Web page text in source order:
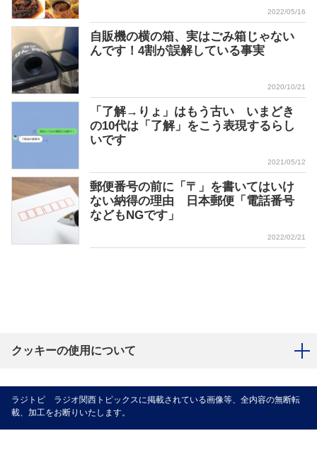
2022/05/16
自販機の横の箱、実はごみ箱じゃない
んです！4割が誤解している事実
2020/10/21
「了解→りょ」はもう古い いまどき
の10代は「了解」をこう表現するらし
いです
2021/05/12
郵便番号の前に「〒」を書いてはいけ
ない納得の理由 日本郵便「電話番号
などもNGです」
2022/02/21
クッキーの使用について
ラジトピ ラジオ関西トピックスに掲載されている画像等、全内容の無断転
載、加工をお断りいたします。